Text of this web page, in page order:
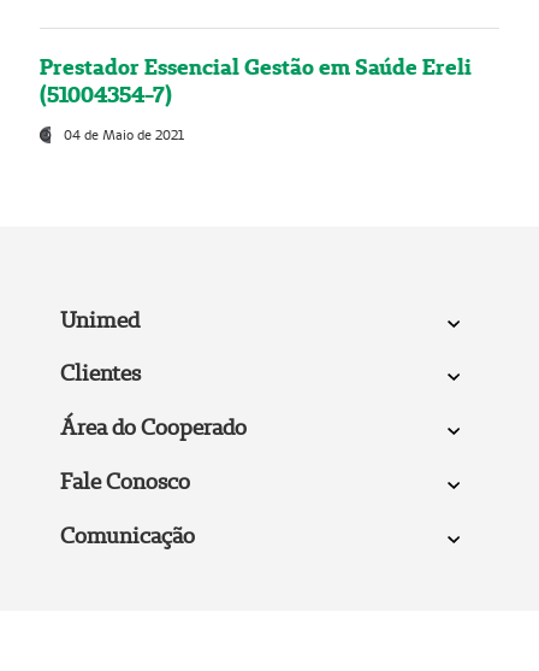
Prestador Essencial Gestão em Saúde Ereli
(51004354-7)
04 de Maio de 2021
Unimed
Clientes
Área do Cooperado
Fale Conosco
Comunicação